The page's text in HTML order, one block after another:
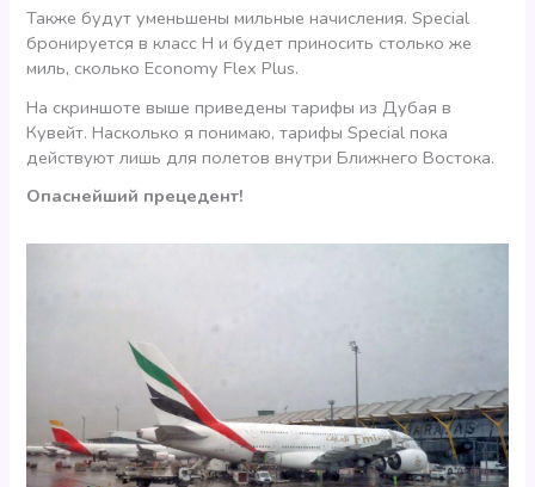
Также будут уменьшены мильные начисления. Special
бронируется в класс H и будет приносить столько же
миль, сколько Economy Flex Plus.
На скриншоте выше приведены тарифы из Дубая в
Кувейт. Насколько я понимаю, тарифы Special пока
действуют лишь для полетов внутри Ближнего Востока.
Опаснейший прецедент!